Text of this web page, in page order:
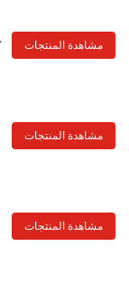
مشاهدة المنتجات
مشاهدة المنتجات
مشاهدة المنتجات